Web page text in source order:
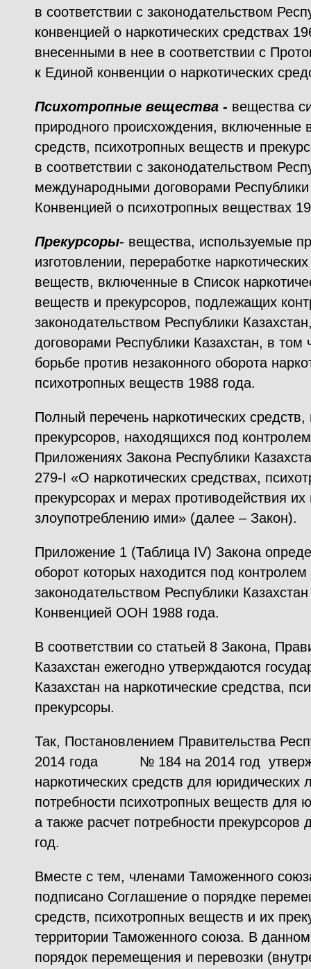
в соответствии с законодательством
конвенцией о наркотических средствах
внесенными в нее в соответствии с
к Единой конвенции о наркотических
Психотропные вещества - вещества
природного происхождения, включенные
средств, психотропных веществ и
в соответствии с законодательством
международными договорами
Конвенцией о психотропных веществах
Прекурсоры- вещества, используемые
изготовлении, переработке
веществ, включенные в Список
веществ и прекурсоров, подлежащих
законодательством Республики
договорами Республики Казахстан, в
борьбе против незаконного оборота
психотропных веществ 1988 года.
Полный перечень наркотических
прекурсоров, находящихся под
Приложениях Закона Республики
279-I «О наркотических средствах,
прекурсорах и мерах противодействия
злоупотреблению ими» (далее – Закон).
Приложение 1 (Таблица IV) Закона
оборот которых находится под контролем
законодательством Республики
Конвенцией ООН 1988 года.
В соответствии со статьей 8 Закона,
Казахстан ежегодно утверждаются
Казахстан на наркотические средства,
прекурсоры.
Так, Постановлением Правительства
2014 года № 184 на 2014 год
наркотических средств для юридических
потребности психотропных веществ для
а также расчет потребности
год.
Вместе с тем, членами Таможенного
подписано Соглашение о порядке
средств, психотропных веществ и их
территории Таможенного союза. В
порядок перемещения и перевозки